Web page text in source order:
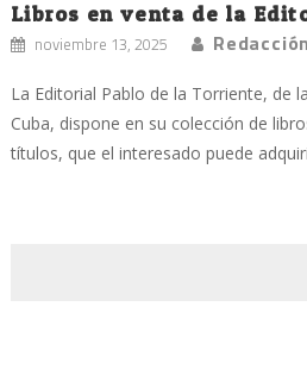
Libros en venta de la
noviembre 13, 2025
La Editorial Pablo de la Torriente, de
Cuba, dispone en su colección de
títulos, que el interesado puede